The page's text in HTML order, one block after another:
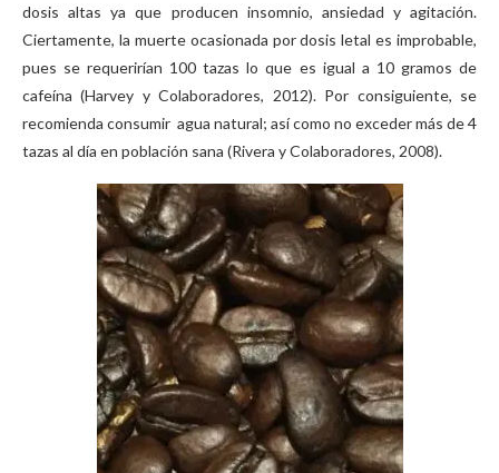
dosis altas ya que producen insomnio, ansiedad y agitación.
Ciertamente, la muerte ocasionada por dosis letal es improbable,
pues se requerirían 100 tazas lo que es igual a 10 gramos de
cafeína (Harvey y Colaboradores, 2012). Por consiguiente, se
recomienda consumir agua natural; así como no exceder más de 4
tazas al día en población sana (Rivera y Colaboradores, 2008).